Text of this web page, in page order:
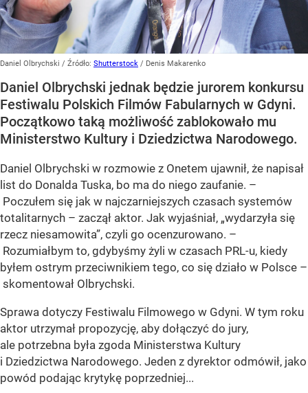
Daniel Olbrychski / Źródło: Shutterstock / Denis Makarenko
Daniel Olbrychski jednak będzie jurorem konkursu
Festiwalu Polskich Filmów Fabularnych w Gdyni.
Początkowo taką możliwość zablokowało mu
Ministerstwo Kultury i Dziedzictwa Narodowego.
Daniel Olbrychski w rozmowie z Onetem ujawnił, że napisał
list do Donalda Tuska, bo ma do niego zaufanie. –
Poczułem się jak w najczarniejszych czasach systemów
totalitarnych – zaczął aktor. Jak wyjaśniał, „wydarzyła się
rzecz niesamowita”, czyli go ocenzurowano. –
Rozumiałbym to, gdybyśmy żyli w czasach PRL-u, kiedy
byłem ostrym przeciwnikiem tego, co się działo w Polsce –
skomentował Olbrychski.
Sprawa dotyczy Festiwalu Filmowego w Gdyni. W tym roku
aktor utrzymał propozycję, aby dołączyć do jury,
ale potrzebna była zgoda Ministerstwa Kultury
i Dziedzictwa Narodowego. Jeden z dyrektor odmówił, jako
powód podając krytykę poprzedniej...